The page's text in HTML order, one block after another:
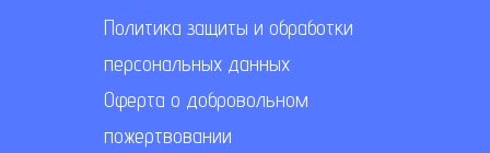
Политика защиты и обработки
персональных данных
Оферта о добровольном
пожертвовании